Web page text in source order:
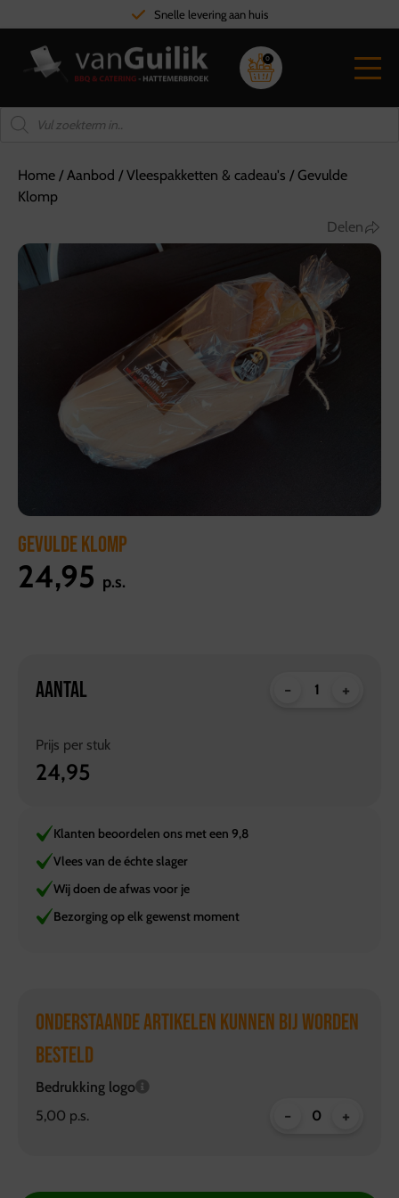
Snelle levering aan huis
0
Home /Aanbod /Vleespakketten & cadeau's /Gevulde
Klomp
GEVULDE KLOMP
Delen
24,95 p.s.
AANTAL - +
Prijs per stuk
24,95
Klanten beoordelen ons met een 9,8
Vlees van de échte slager
Wij doen de afwas voor je
Bezorging op elk gewenst moment
ONDERSTAANDE ARTIKELEN KUNNEN BIJ WORDEN
BESTELD
Bedrukking logo
5,00 p.s.
- +